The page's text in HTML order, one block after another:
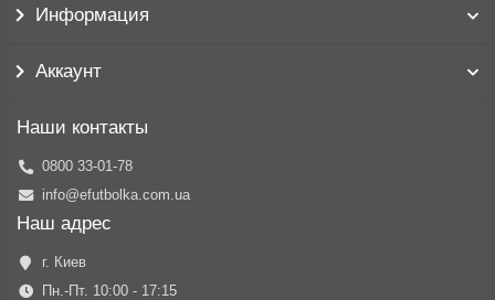
Информация
Аккаунт
Наши контакты
0800 33-01-78
info@efutbolka.com.ua
Наш адрес
г. Киев
Пн.-Пт. 10:00 - 17:15